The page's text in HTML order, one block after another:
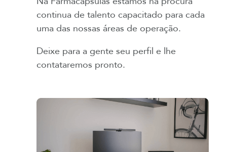
continua de talento capacitado para cada
uma das nossas áreas de operação.
Deixe para a gente seu perfil e lhe
contataremos pronto.